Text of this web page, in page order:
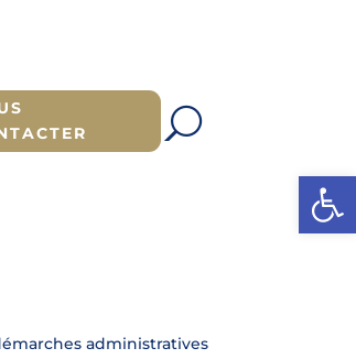
Ouvrir
administratives